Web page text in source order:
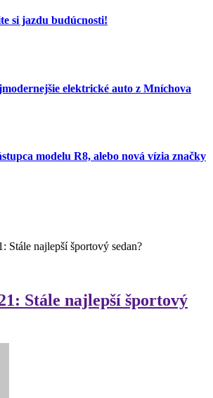
si jazdu budúcnosti!
elektrické auto z Mníchova
modelu R8, alebo nová vízia značky
Stále najlepší športový sedan?
Stále najlepší športový